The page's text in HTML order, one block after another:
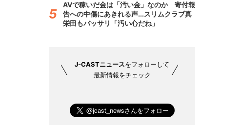
AVで稼いだ金は「汚い金」なのか 寄付報
告への中傷にあきれる声...スリムクラブ真
栄田もバッサリ「汚い心だね」
J-CASTニュースをフォローして
最新情報をチェック